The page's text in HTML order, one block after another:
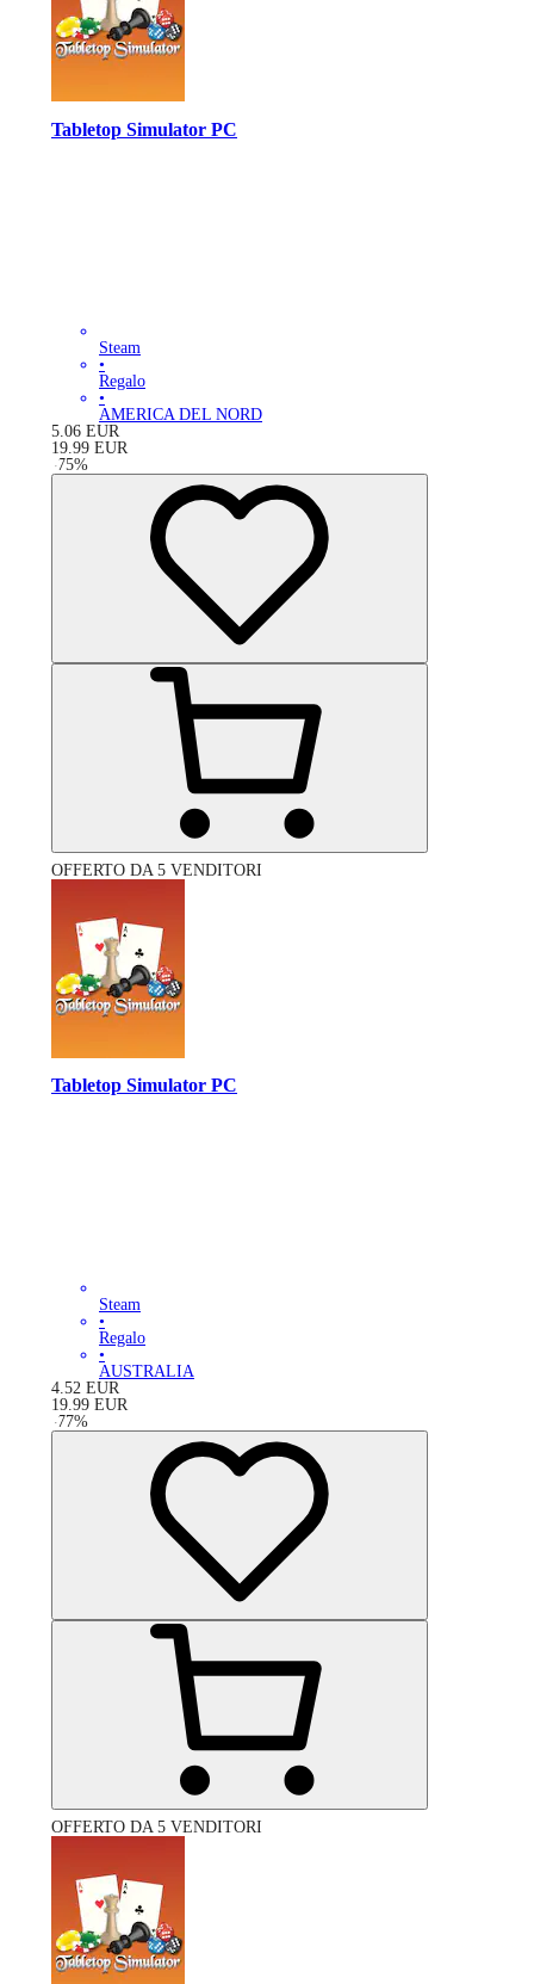
Tabletop Simulator PC
Steam
•
Regalo
•
AMERICA DEL NORD
5.06 EUR
19.99 EUR
-75%
OFFERTO DA 5 VENDITORI
Tabletop Simulator PC
Steam
•
Regalo
•
AUSTRALIA
4.52 EUR
19.99 EUR
-77%
OFFERTO DA 5 VENDITORI